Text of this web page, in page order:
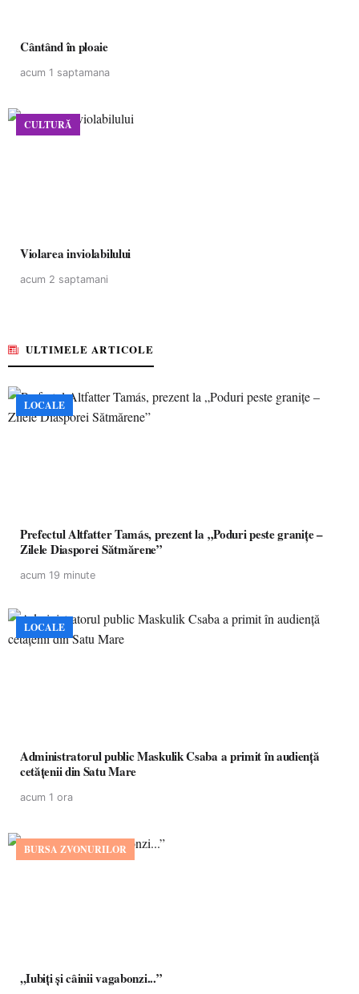
Cântând în ploaie
acum 1 saptamana
CULTURĂ
Violarea inviolabilului
acum 2 saptamani
ULTIMELE ARTICOLE
LOCALE
Prefectul Altfatter Tamás, prezent la „Poduri peste granițe –
Zilele Diasporei Sătmărene”
acum 19 minute
LOCALE
Administratorul public Maskulik Csaba a primit în audiență
cetățenii din Satu Mare
acum 1 ora
BURSA ZVONURILOR
,,Iubiți și câinii vagabonzi...”